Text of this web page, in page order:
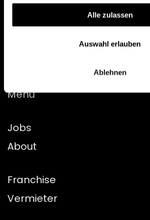
Alle zulassen
Auswahl erlauben
Ablehnen
Menü
Jobs
About
Franchise
Vermieter